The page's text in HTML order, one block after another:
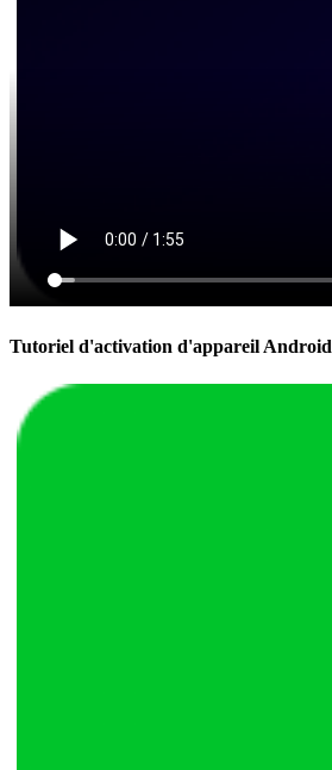
Tutoriel d'activation d'appareil Android